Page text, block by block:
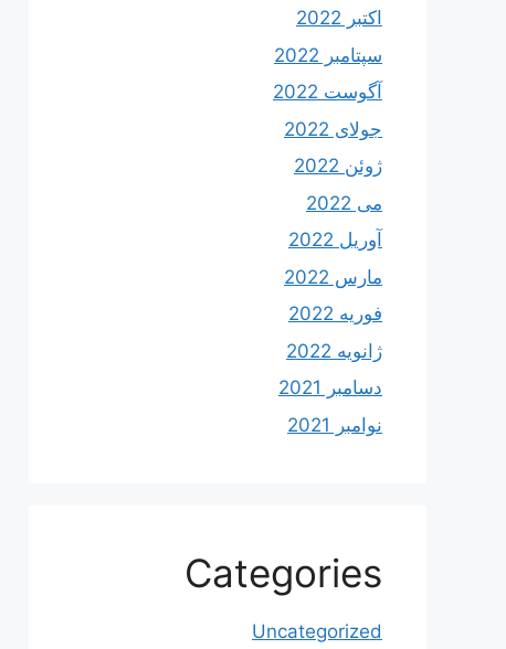
اکتبر 2022
سپتامبر 2022
آگوست 2022
جولای 2022
ژوئن 2022
می 2022
آوریل 2022
مارس 2022
فوریه 2022
ژانویه 2022
دسامبر 2021
نوامبر 2021
Categories
Uncategorized